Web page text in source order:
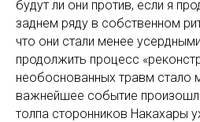
будут ли они против, если я
заднем ряду в собственном
что они стали менее
продолжить процесс
необоснованных травм
важнейшее событие
толпа сторонников Накахары